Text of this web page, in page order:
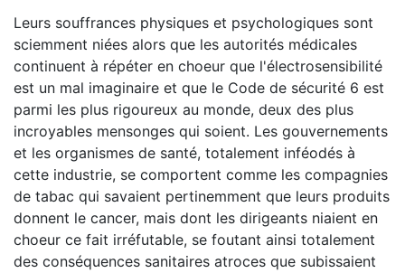
Leurs souffrances physiques et psychologiques sont
sciemment niées alors que les autorités médicales
continuent à répéter en choeur que l'électrosensibilité
est un mal imaginaire et que le Code de sécurité 6 est
parmi les plus rigoureux au monde, deux des plus
incroyables mensonges qui soient. Les gouvernements
et les organismes de santé, totalement inféodés à
cette industrie, se comportent comme les compagnies
de tabac qui savaient pertinemment que leurs produits
donnent le cancer, mais dont les dirigeants niaient en
choeur ce fait irréfutable, se foutant ainsi totalement
des conséquences sanitaires atroces que subissaient